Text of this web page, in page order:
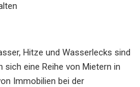
Hitze und Wasserlecks sind
sich eine Reihe von Mietern in
Immobilien bei der